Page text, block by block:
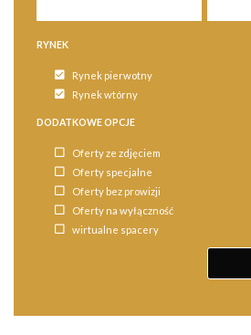
RYNEK
Rynek pierwotny
Rynek wtórny
DODATKOWE OPCJE
Oferty ze zdjęciem
Oferty specjalne
Oferty bez prowizji
Oferty na wyłączność
wirtualne spacery